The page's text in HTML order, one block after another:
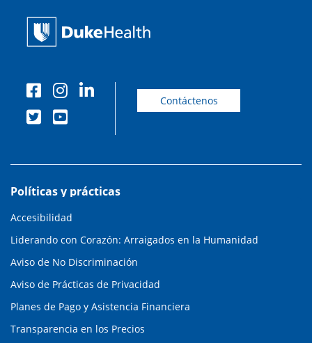
Contáctenos
Políticas y prácticas
Accesibilidad
Liderando con Corazón: Arraigados en la Humanidad
Aviso de No Discriminación
Aviso de Prácticas de Privacidad
Planes de Pago y Asistencia Financiera
Transparencia en los Precios